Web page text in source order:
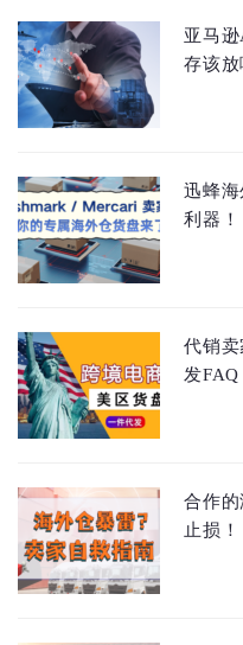
亚马
存该放
迅蜂
利器！
代销
发FAQ
合作
止损！